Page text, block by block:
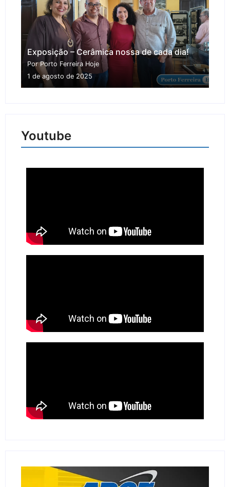
Exposição – Cerâmica nossa de cada dia!
Por Porto Ferreira Hoje
1 de agosto de 2025
Youtube